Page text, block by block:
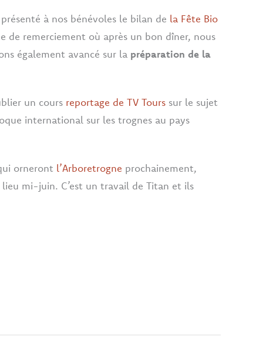
à nos bénévoles le bilan de la Fête Bio
de remerciement où après un bon dîner, nous
également avancé sur la préparation de la
un cours reportage de TV Tours sur le sujet
international sur les trognes au pays
orneront l’Arboretrogne prochainement,
mi-juin. C’est un travail de Titan et ils